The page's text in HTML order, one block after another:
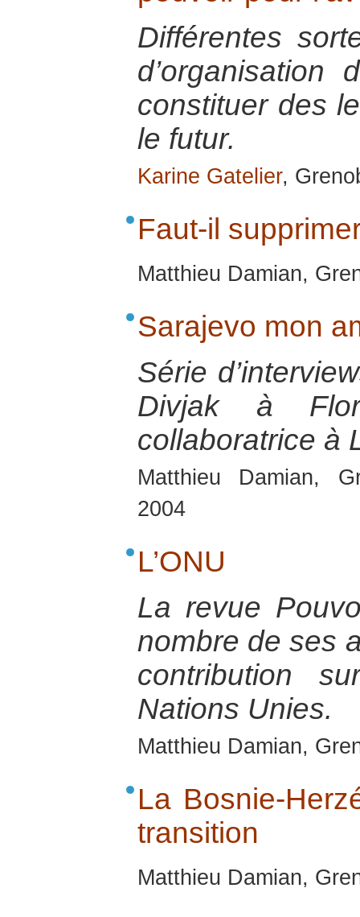
Différentes
d’organisation
constituer des
le futur.
Karine Gatelier,
Faut-il
Matthieu Damian,
Sarajevo mon
Série
Divjak à
collaboratrice à
Matthieu Damian,
2004
L’ONU
La revue
nombre de ses
contribution
Nations Unies.
Matthieu Damian,
La Bosnie-
transition
Matthieu Damian,